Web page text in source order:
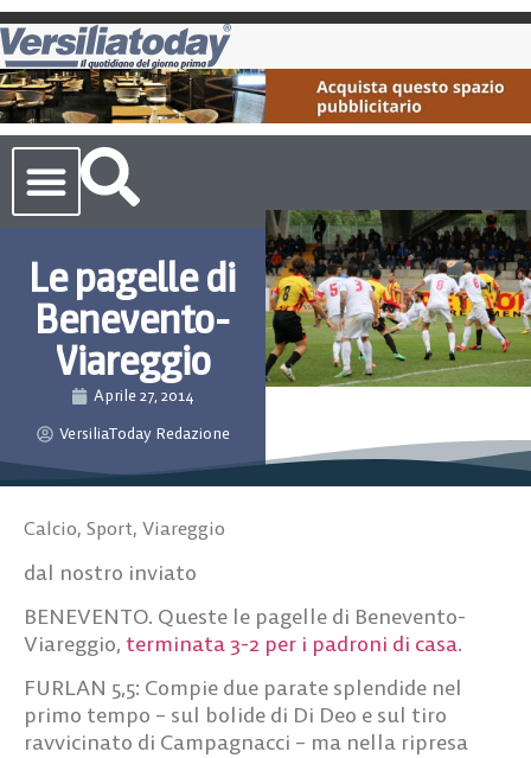
Le pagelle di
Benevento-
Viareggio
Aprile 27, 2014
VersiliaToday Redazione
Calcio, Sport, Viareggio
dal nostro inviato
BENEVENTO. Queste le pagelle di Benevento-
Viareggio, terminata 3-2 per i padroni di casa.
FURLAN 5,5: Compie due parate splendide nel
primo tempo – sul bolide di Di Deo e sul tiro
ravvicinato di Campagnacci – ma nella ripresa